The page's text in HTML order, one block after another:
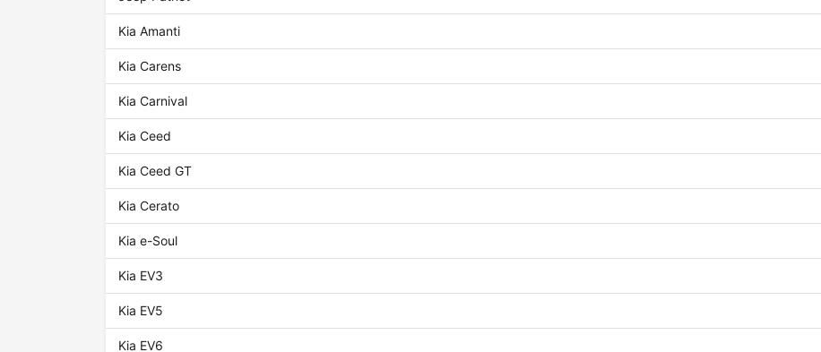
Kia Amanti
Kia Carens
Kia Carnival
Kia Ceed
Kia Ceed GT
Kia Cerato
Kia e-Soul
Kia EV3
Kia EV5
Kia EV6